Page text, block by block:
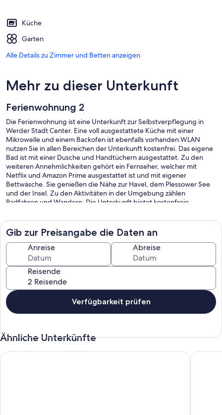
Küche
Garten
Alle Details zu Zimmer und Betten anzeigen
Mehr zu dieser Unterkunft
Ferienwohnung 2
Die Ferienwohnung ist eine Unterkunft zur Selbstverpflegung in
Werder Stadt Center. Eine voll ausgestattete Küche mit einer
Mikrowelle und einem Backofen ist ebenfalls vorhanden.WLAN
nutzen Sie in allen Bereichen der Unterkunft kostenfrei. Das eigene
Bad ist mit einer Dusche und Handtüchern ausgestattet. Zu den
weiteren Annehmlichkeiten gehört ein Fernseher, welcher mit
Netflix und Amazon Prime ausgestattet ist und mit eigener
Bettwäsche. Sie genießen die Nähe zur Havel, dem Plessower See
und der Insel. Zu den Aktivitäten in der Umgebung zählen
Radfahren und Wandern. Die Unterkunft bietet kostenfreie
Gib zur Preisangabe die Daten an
Anreise Abreise
Reisende
Verfügbarkeit prüfen
Ähnliche Unterkünfte
Ferienwohnung WE 2